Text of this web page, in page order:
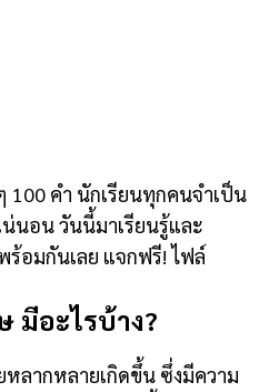
100 คำ นักเรียนทุกคนจำเป็น
นอน วันนี้มาเรียนรู้และ
อมกันเลย แจกฟรี! ไฟล์
มีอะไรบ้าง?
ลากหลายเกิดขึ้น ซึ่งมีความ